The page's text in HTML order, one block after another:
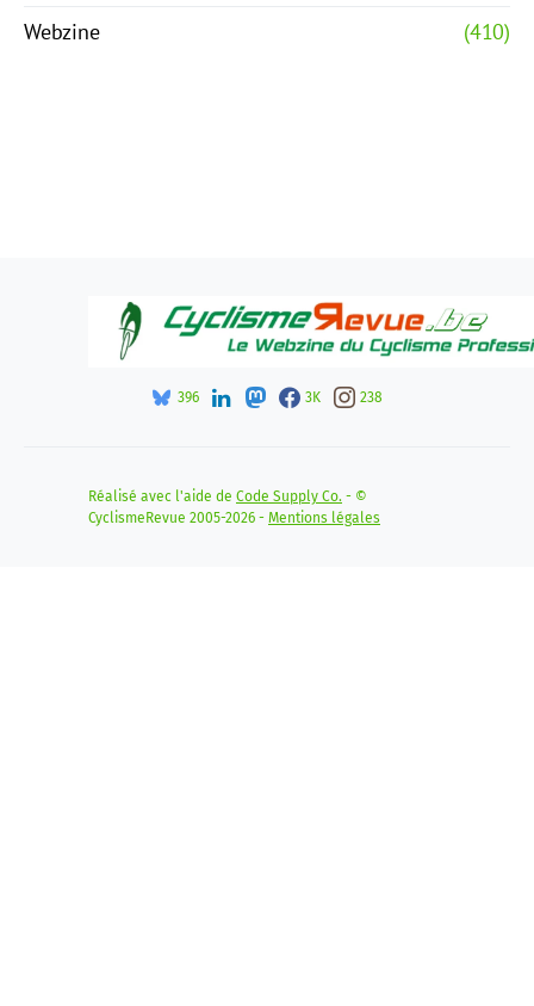
Webzine
(410)
396 3K 238
Réalisé avec l'aide de Code Supply Co. - ©
CyclismeRevue 2005-2026 - Mentions légales